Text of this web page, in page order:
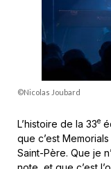
©Nicolas Joubard
L’histoire de la 33e
que c’est
Saint-Père. Que je